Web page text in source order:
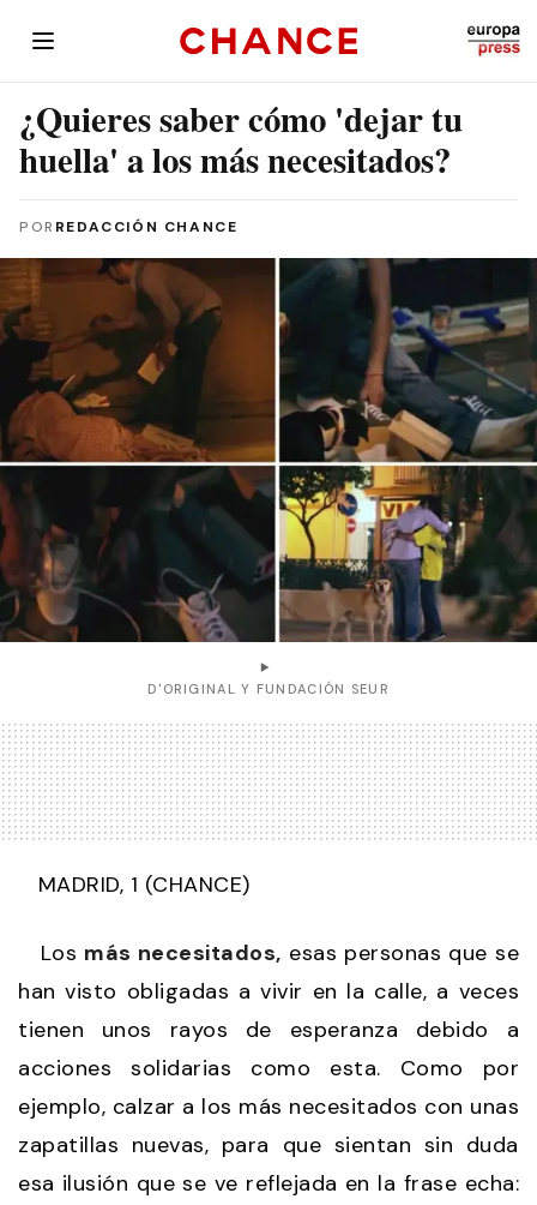
¿Quieres saber cómo 'dejar tu
huella' a los más necesitados?
POR REDACCIÓN CHANCE
D'ORIGINAL Y FUNDACIÓN SEUR
MADRID, 1 (CHANCE)
Los más necesitados, esas personas que se
han visto obligadas a vivir en la calle, a veces
tienen unos rayos de esperanza debido a
acciones solidarias como esta. Como por
ejemplo, calzar a los más necesitados con unas
zapatillas nuevas, para que sientan sin duda
esa ilusión que se ve reflejada en la frase echa: